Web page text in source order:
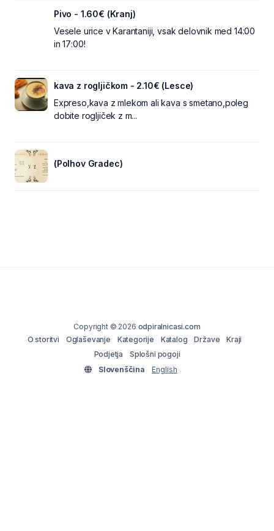
Pivo - 1.60€ (Kranj)
Vesele urice v Karantaniji, vsak delovnik med 14:00
in 17:00!
kava z rogljičkom - 2.10€ (Lesce)
Expreso,kava z mlekom ali kava s smetano,poleg
dobite rogljiček z m...
(Polhov Gradec)
Copyright © 2026 odpiralnicasi.com
O storitvi
Oglaševanje Kategorije Katalog Države
Kraji
Podjetja
Splošni pogoji
Slovenščina
English